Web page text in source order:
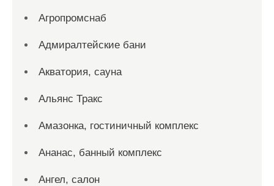
Агропромснаб
Адмиралтейские бани
Акватория, сауна
Альянс Тракс
Амазонка, гостиничный комплекс
Ананас, банный комплекс
Ангел, салон